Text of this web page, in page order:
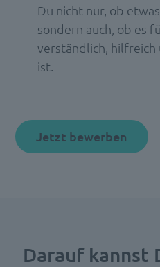
Du nicht nur, ob
sondern auch, ob es
verständlich,
ist.
Jetzt bewerben
Darauf kannst